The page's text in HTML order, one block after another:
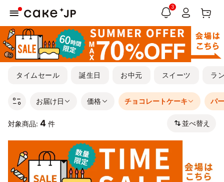
3
タイムセール 誕生日 お中元 スイーツ ラ
お届け日 価格 チョコレートケーキ パ
対象商品: 4 件 並べ替え